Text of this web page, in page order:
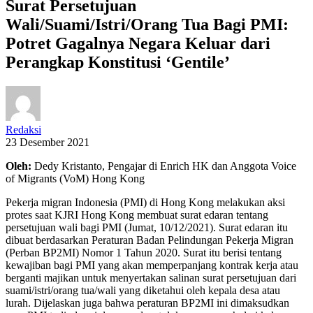
Surat Persetujuan
Wali/Suami/Istri/Orang Tua Bagi PMI:
Potret Gagalnya Negara Keluar dari
Perangkap Konstitusi ‘Gentile’
Redaksi
23 Desember 2021
Oleh: Dedy Kristanto, Pengajar di Enrich HK dan Anggota Voice
of Migrants (VoM) Hong Kong
Pekerja migran Indonesia (PMI) di Hong Kong melakukan aksi
protes saat KJRI Hong Kong membuat surat edaran tentang
persetujuan wali bagi PMI (Jumat, 10/12/2021). Surat edaran itu
dibuat berdasarkan Peraturan Badan Pelindungan Pekerja Migran
(Perban BP2MI) Nomor 1 Tahun 2020. Surat itu berisi tentang
kewajiban bagi PMI yang akan memperpanjang kontrak kerja atau
berganti majikan untuk menyertakan salinan surat persetujuan dari
suami/istri/orang tua/wali yang diketahui oleh kepala desa atau
lurah. Dijelaskan juga bahwa peraturan BP2MI ini dimaksudkan